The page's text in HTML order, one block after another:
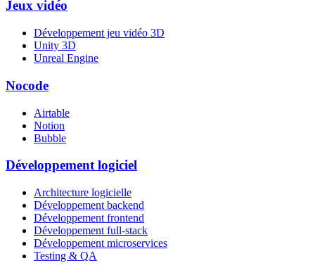
Jeux vidéo
Développement jeu vidéo 3D
Unity 3D
Unreal Engine
Nocode
Airtable
Notion
Bubble
Développement logiciel
Architecture logicielle
Développement backend
Développement frontend
Développement full-stack
Développement microservices
Testing & QA